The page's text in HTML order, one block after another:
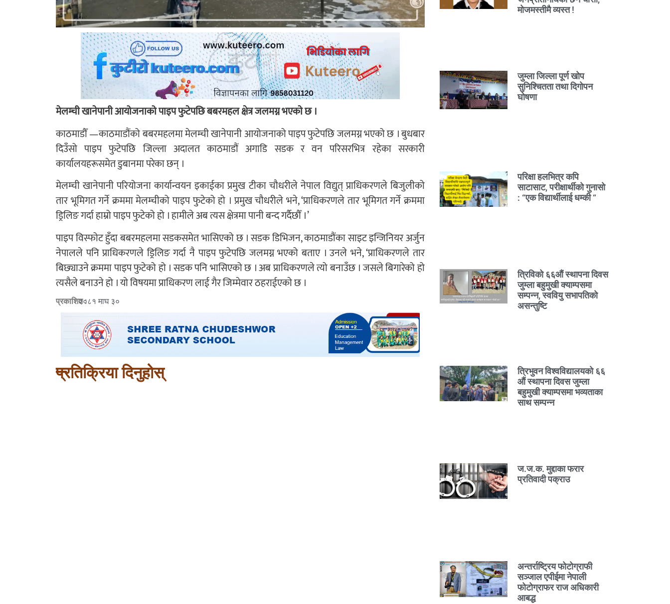
मेलम्ची खानेपानी आयोजनाको पाइप फुटेपछि बबरमहल क्षेत्र जलमग्न भएकाे छ ।
काठमाडौँ —काठमाडौंको बबरमहलमा मेलम्ची खानेपानी आयोजनाको पाइप फुटेपछि जलमग्न भएको छ । बुधबार
दिउँसो पाइप फुटेपछि जिल्ला अदालत काठमाडौं अगाडि सडक र वन परिसरभित्र रहेका सरकारी
कार्यालयहरूसमेत डुबानमा परेका छन् ।
मेलम्ची खानेपानी परियोजना कार्यान्वयन इकाईका प्रमुख टीका चौधरीले नेपाल विद्युत् प्राधिकरणले बिजुलीको
तार भूमिगत गर्ने क्रममा मेलम्चीको पाइप फुटेको हो । प्रमुख चौधरीले भने, ‘प्राधिकरणले तार भूमिगत गर्ने क्रममा
ड्रिलिङ गर्दा हाम्रो पाइप फुटेको हो । हामीले अब त्यस क्षेत्रमा पानी बन्द गर्दैछौँ ।’
पाइप विस्फोट हुँदा बबरमहलमा सडकसमेत भासिएको छ । सडक डिभिजन, काठमाडौंका साइट इन्जिनियर अर्जुन
नेपालले पनि प्राधिकरणले ड्रिलिङ गर्दा नै पाइप फुटेपछि जलमग्न भएको बताए । उनले भने, ‘प्राधिकरणले तार
बिछ्याउने क्रममा पाइप फुटेको हो । सडक पनि भासिएको छ । अब प्राधिकरणले त्यो बनाउँछ । जसले बिगारेको हो
त्यसैले बनाउने हो । याे विषयमा प्राधिकरण लाई गैर जिम्मेवार ठहराईएकाे छ ।
प्रकाशित :२०८१ माघ ३०
प्रतिक्रिया दिनुहोस्
मोजमस्तीमै व्यस्त !
जुम्ला जिल्ला पूर्ण खोप
सुनिश्चितता तथा दिगोपन
घोषणा
परिक्षा हलभित्र कपि
साटासाट, परीक्षार्थीको गुनासो
: “एक विद्यार्थीलाई धम्की “
त्रिविको ६६औं स्थापना दिवस
जुम्ला बहुमुखी क्याम्पसमा
सम्पन्न, स्ववियु सभापतिको
असन्तुष्टि
त्रिभुवन विश्वविद्यालयको ६६
औं स्थापना दिवस जुम्ला
बहुमुखी क्याम्पसमा भव्यताका
साथ सम्पन्न
ज.ज.क. मुद्दाका फरार
प्रतिवादी पक्राउ
अन्तर्राष्ट्रिय फोटोग्राफी
सञ्जाल एपीईमा नेपाली
फोटोग्राफर राज अधिकारी
आबद्ध